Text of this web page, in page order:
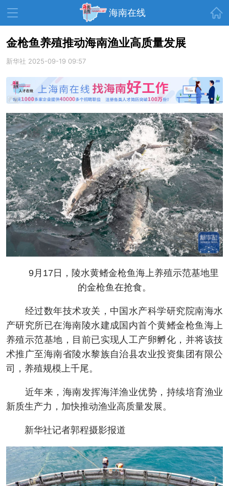
海南在线
资讯中心 热点
文体 财经
教育 健康 房产
家装 交通 美食
生活 演出 活动
展会 走读海南 周末去哪儿
人才在线 天涯企服
金枪鱼养殖推动海南渔业高质量发展
新华社 2025-09-19 09:57
9月17日，陵水黄鳍金枪鱼海上养殖示范基地里
的金枪鱼在抢食。
经过数年技术攻关，中国水产科学研究院南海水
产研究所已在海南陵水建成国内首个黄鳍金枪鱼海上
养殖示范基地，目前已实现人工产卵孵化，并将该技
术推广至海南省陵水黎族自治县农业投资集团有限公
司，养殖规模上千尾。
近年来，海南发挥海洋渔业优势，持续培育渔业
新质生产力，加快推动渔业高质量发展。
新华社记者郭程摄影报道